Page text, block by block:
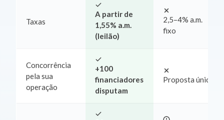
Taxas
A partir de
1,55% a.m.
(leilão)
2,5–4% a.m.
fixo
Concorrência
pela sua
operação
+100
financiadores
disputam
Proposta única